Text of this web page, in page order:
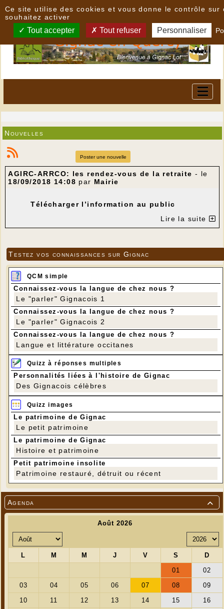

Agenda
Nouvelles
Poster une nouvelle
AGIRC-ARRCO: les rendez-vous de la retraite - le
18/09/2018 14:08 par Mairie
Télécharger l’information au public
Lire la suite
Testez vos connaissances sur Gignac
QCM simple
Connaissez-vous la langue de chez nous ?
Le "parler" Gignacois 1
Connaissez-vous la langue de chez nous ?
Le "parler" Gignacois 2
Connaissez-vous la langue de chez nous ?
Langue et littérature occitanes
Quizz à réponses multiples
Personnalités liées à l'histoire de Gignac
Des Gignacois célèbres
Quizz images
Le patrimoine de Gignac
Le petit patrimoine
Le patrimoine de Gignac
Histoire et patrimoine
Petit patrimoine insolite
Patrimoine restauré, détruit ou récent
Ce site utilise des cookies et vous donne le contrôle sur
souhaitez activer
Tout accepter Tout refuser Personnaliser